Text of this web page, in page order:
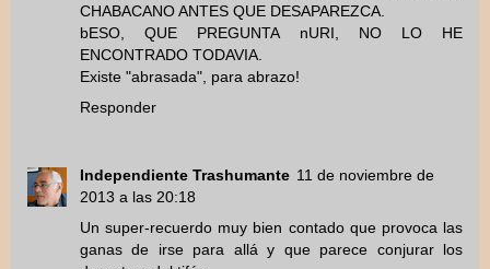
CHABACANO ANTES QUE DESAPAREZCA.
bESO, QUE PREGUNTA nURI, NO LO HE
ENCONTRADO TODAVIA.
Existe "abrasada", para abrazo!
Responder
Independiente Trashumante 11 de noviembre de
2013 a las 20:18
Un super-recuerdo muy bien contado que provoca las
ganas de irse para allá y que parece conjurar los